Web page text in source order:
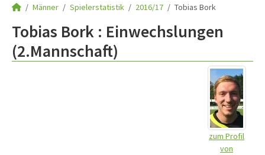
Männer Spielerstatistik 2016/17 Tobias Bork
Tobias Bork : Einwechslungen
(2.Mannschaft)
zum Profil
von